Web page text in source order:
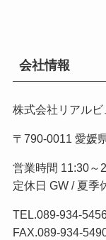
会社情報
株式会社リアルビ
〒790-0011 愛媛
営業時間 11:30～
定休日 GW / 夏季
TEL.089-934-
FAX.089-934-